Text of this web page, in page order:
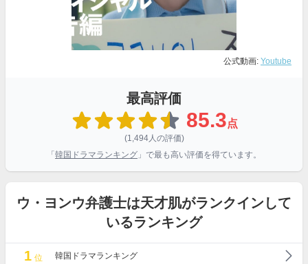
公式動画: Youtube
最高評価
85.3点
(1,494人の評価)
「 韓国ドラマランキング 」で最も高い評価を得ています。
ウ・ヨンウ弁護士は天才肌がランクインして
いるランキング
1 位 韓国ドラマランキング